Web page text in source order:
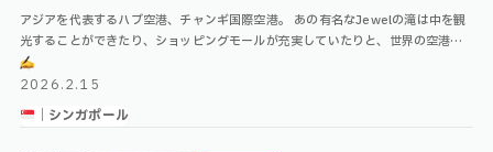
アジアを代表するハブ空港、チャンギ国際空港。 あの有名なJewelの滝は中を観
光することができたり、ショッピングモールが充実していたりと、世界の空港ラ
ンキングでも常に上位に名を連ねる、まさに“空港そのものが観光地”ともい …
2026.2.15
｜シンガポール